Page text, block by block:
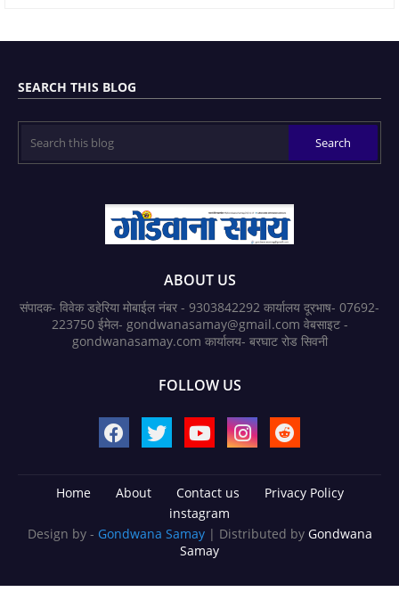
SEARCH THIS BLOG
ABOUT US
संपादक- विवेक डहेरिया मोबाईल नंबर - 9303842292 कार्यालय दूरभाष- 07692-
223750 ईमेल- gondwanasamay@gmail.com वेबसाइट -
gondwanasamay.com कार्यालय- बरघाट रोड सिवनी
FOLLOW US
Home About Contact us
Privacy Policy
instagram
Design by - Gondwana Samay | Distributed by Gondwana
Samay